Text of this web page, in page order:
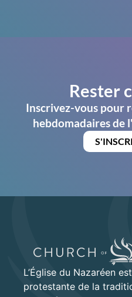
Rester
Inscrivez-vous pour
hebdomadaires de
L’Église du Nazaréen
protestante de la